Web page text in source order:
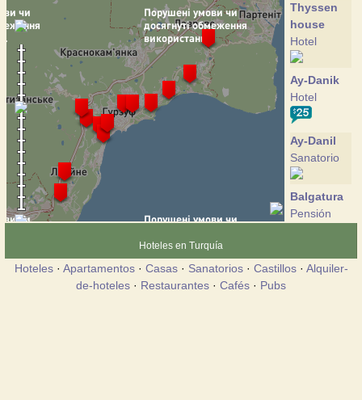
Thyssen
house
Hotel
Ay-Danik
Hotel
Ay-Danil
Sanatorio
Balgatura
Pensión
Hotey
Hoteles en Turquía
Hoteles· Apartamentos· Casas· Sanatorios· Castillos· Alquiler-
de-hoteles · Restaurantes · Cafés · Pubs